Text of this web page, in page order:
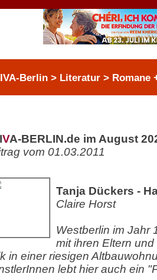
Berlin > Literatur > Romane
IVA-BERLIN.de im August
vom 01.03.2011
Tanja Dückers -
Claire Horst
Westberlin im Jahr
mit ihren Eltern
in einer riesigen
lebt hier auch ein